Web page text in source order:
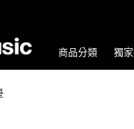
商品分類 獨